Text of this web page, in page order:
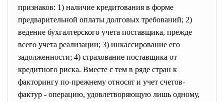
признаков: 1) наличие кредитования в форме
предварительной оплаты долговых требований; 2)
ведение бухгалтерского учета поставщика, прежде
всего учета реализации; 3) инкассирование его
задолженности; 4) страхование поставщика от
кредитного риска. Вместе с тем в ряде стран к
факторингу по-прежнему относят и учет счетов-
фактур - операцию, удовлетворяющую лишь одному,